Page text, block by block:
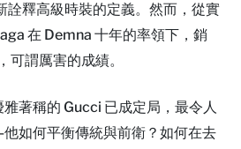
詮釋高級時裝的定義。然而，從實
在 Demna 十年的率領下，銷
可謂厲害的成績。
著稱的 Gucci 已成定局，最令人
如何平衡傳統與前衛？如何在去